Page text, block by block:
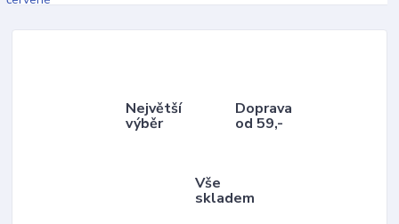
Největší
výběr
Doprava
od 59,-
Vše
skladem